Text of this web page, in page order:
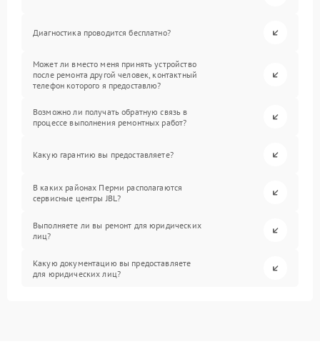
Диагностика проводится бесплатно?
Может ли вместо меня принять устройство
после ремонта другой человек, контактный
телефон которого я предоставлю?
Возможно ли получать обратную связь в
процессе выполнения ремонтных работ?
Какую гарантию вы предоставляете?
В каких районах Перми располагаются
сервисные центры JBL?
Выполняете ли вы ремонт для юридических
лиц?
Какую документацию вы предоставляете
для юридических лиц?